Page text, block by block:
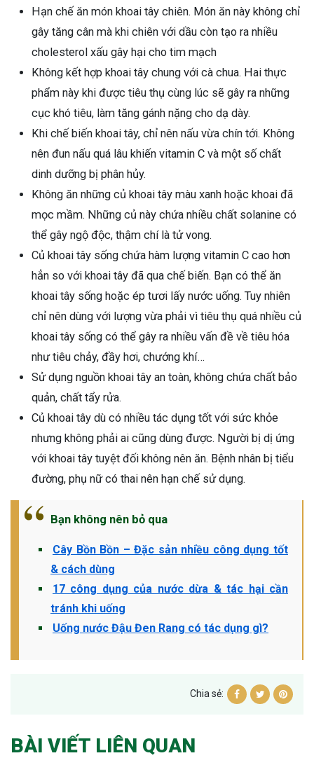
Hạn chế ăn món khoai tây chiên. Món ăn này không chỉ
gây tăng cân mà khi chiên với dầu còn tạo ra nhiều
cholesterol xấu gây hại cho tim mạch
Không kết hợp khoai tây chung với cà chua. Hai thực
phẩm này khi được tiêu thụ cùng lúc sẽ gây ra những
cục khó tiêu, làm tăng gánh nặng cho dạ dày.
Khi chế biến khoai tây, chỉ nên nấu vừa chín tới. Không
nên đun nấu quá lâu khiến vitamin C và một số chất
dinh dưỡng bị phân hủy.
Không ăn những củ khoai tây màu xanh hoặc khoai đã
mọc mầm. Những củ này chứa nhiều chất solanine có
thể gây ngộ độc, thậm chí là tử vong.
Củ khoai tây sống chứa hàm lượng vitamin C cao hơn
hẳn so với khoai tây đã qua chế biến. Bạn có thể ăn
khoai tây sống hoặc ép tươi lấy nước uống. Tuy nhiên
chỉ nên dùng với lượng vừa phải vì tiêu thụ quá nhiều củ
khoai tây sống có thể gây ra nhiều vấn đề về tiêu hóa
như tiêu chảy, đầy hơi, chướng khí…
Sử dụng nguồn khoai tây an toàn, không chứa chất bảo
quản, chất tẩy rửa.
Củ khoai tây dù có nhiều tác dụng tốt với sức khỏe
nhưng không phải ai cũng dùng được. Người bị dị ứng
với khoai tây tuyệt đối không nên ăn. Bệnh nhân bị tiểu
đường, phụ nữ có thai nên hạn chế sử dụng.
Bạn không nên bỏ qua
Cây Bồn Bồn – Đặc sản nhiều công dụng tốt
& cách dùng
17 công dụng của nước dừa & tác hại cần
tránh khi uống
Uống nước Đậu Đen Rang có tác dụng gì?
Chia sẻ:
BÀI VIẾT LIÊN QUAN